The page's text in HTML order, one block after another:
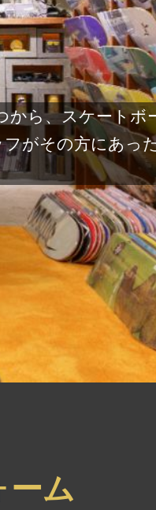
から、スケートボ
がその方にあっ
ム